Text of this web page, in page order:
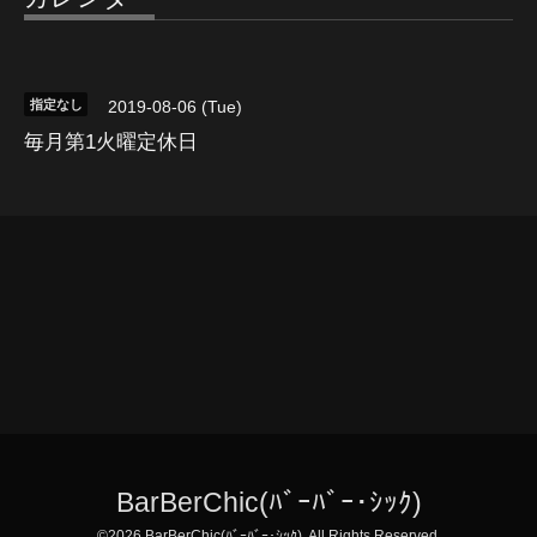
指定なし 2019-08-06 (Tue)
毎月第1火曜定休日
BarBerChic(ﾊﾞｰﾊﾞｰ･ｼｯｸ)